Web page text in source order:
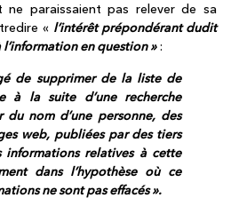
ne paraissaient pas relever de sa
« l’intérêt prépondérant dudit
en question »:
de supprimer de la liste de
à la suite d’une recherche
du nom d’une personne, des
web, publiées par des tiers
informations relatives à cette
dans l’hypothèse où ce
ne sont pas effacés ».